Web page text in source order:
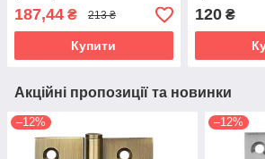
187,44 ₴ 213 ₴
Купити
120₴
Акційні пропозиції та новинки
–12% –12%